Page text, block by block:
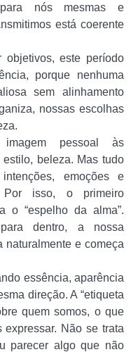
nós mesmas e
está coerente
objetivos, este período
porque nenhuma
sem alinhamento
nossas escolhas
imagem pessoal às
beleza. Mas tudo
emoções e
Por isso, o primeiro
o “espelho da alma”.
dentro, a nossa
naturalmente e começa
essência, aparência
direção. A “etiqueta
quem somos, o que
Não se trata
parecer algo que não